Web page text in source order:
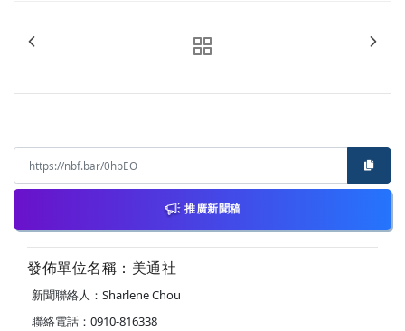
推廣新聞稿
發佈單位名稱：美通社
新聞聯絡人：Sharlene Chou
聯絡電話：0910-816338